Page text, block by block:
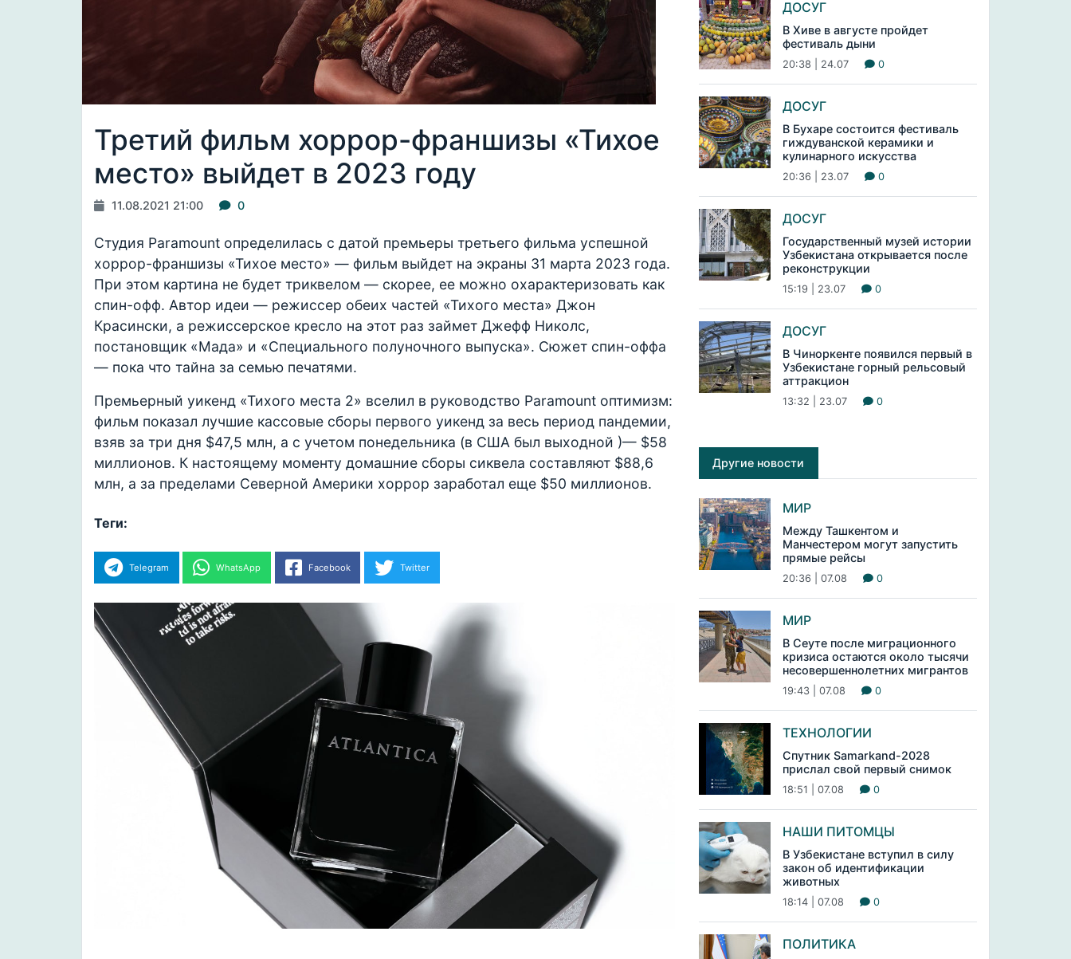
Третий фильм хоррор-франшизы «Тихое
место» выйдет в 2023 году
11.08.2021 21:00 0
Студия Paramount определилась с датой премьеры третьего фильма успешной
хоррор-франшизы «Тихое место» — фильм выйдет на экраны 31 марта 2023 года.
При этом картина не будет триквелом — скорее, ее можно охарактеризовать как
спин-офф. Автор идеи — режиссер обеих частей «Тихого места» Джон
Красински, а режиссерское кресло на этот раз займет Джефф Николс,
постановщик «Мада» и «Специального полуночного выпуска». Сюжет спин-оффа
— пока что тайна за семью печатями.
Премьерный уикенд «Тихого места 2» вселил в руководство Paramount оптимизм:
фильм показал лучшие кассовые сборы первого уикенд за весь период пандемии,
взяв за три дня $47,5 млн, а с учетом понедельника (в США был выходной )— $58
миллионов. К настоящему моменту домашние сборы сиквела составляют $88,6
млн, а за пределами Северной Америки хоррор заработал еще $50 миллионов.
Теги:
Telegram WhatsApp Facebook Twitter
ДОСУГ
В Хиве в августе пройдет
фестиваль дыни
20:38 | 24.07 0
ДОСУГ
В Бухаре состоится фестиваль
гиждуванской керамики и
кулинарного искусства
20:36 | 23.07 0
ДОСУГ
Государственный музей истории
Узбекистана открывается после
реконструкции
15:19 | 23.07 0
ДОСУГ
В Чиноркенте появился первый в
Узбекистане горный рельсовый
аттракцион
13:32 | 23.07 0
Другие новости
МИР
Между Ташкентом и
Манчестером могут запустить
прямые рейсы
20:36 | 07.08 0
МИР
В Сеуте после миграционного
кризиса остаются около тысячи
несовершеннолетних мигрантов
19:43 | 07.08 0
ТЕХНОЛОГИИ
Спутник Samarkand-2028
прислал свой первый снимок
18:51 | 07.08 0
НАШИ ПИТОМЦЫ
В Узбекистане вступил в силу
закон об идентификации
животных
18:14 | 07.08 0
ПОЛИТИКА